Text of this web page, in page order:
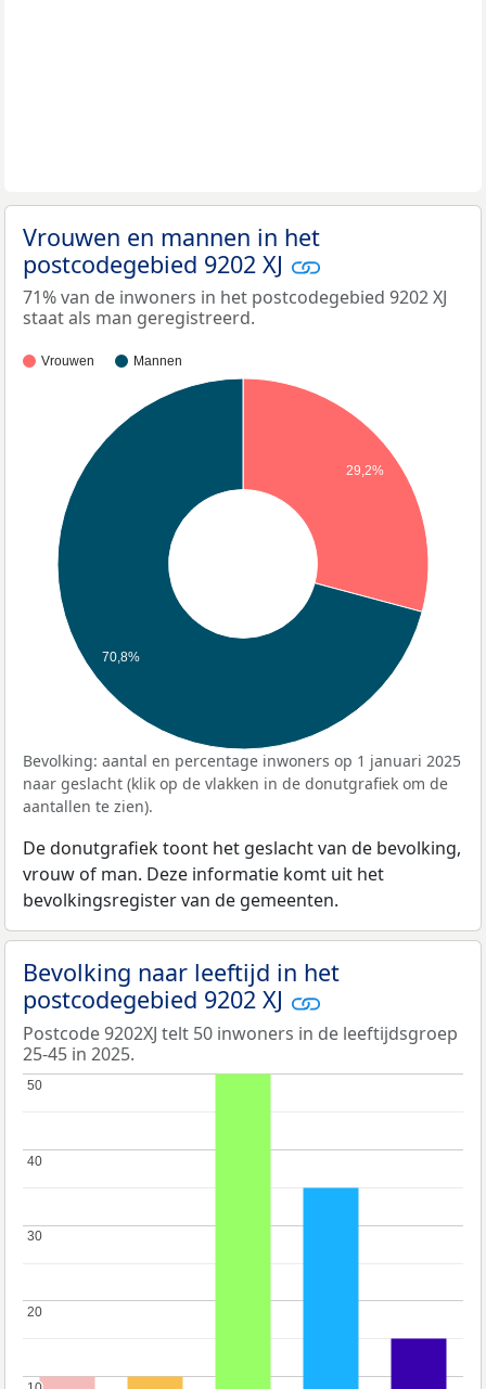
Vrouwen en mannen in het
postcodegebied 9202 XJ
71% van de inwoners in het postcodegebied 9202 XJ
staat als man geregistreerd.
Vrouwen Mannen
29,2%
70,8%
Bevolking: aantal en percentage inwoners op 1 januari 2025
naar geslacht (klik op de vlakken in de donutgrafiek om de
aantallen te zien).
De donutgrafiek toont het geslacht van de bevolking,
vrouw of man. Deze informatie komt uit het
bevolkingsregister van de gemeenten.
Bevolking naar leeftijd in het
postcodegebied 9202 XJ
Postcode 9202XJ telt 50 inwoners in de leeftijdsgroep
25-45 in 2025.
20
20
30
30
40
40
50
50